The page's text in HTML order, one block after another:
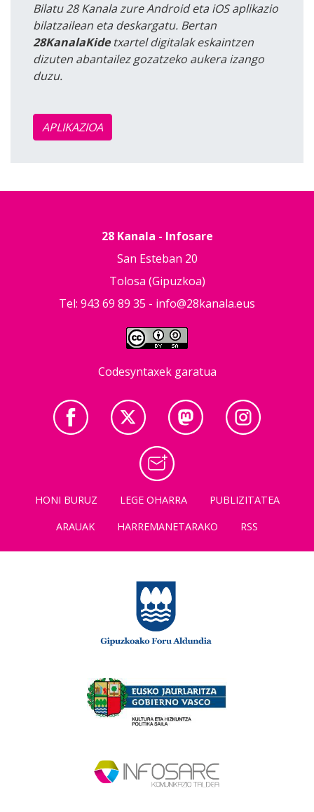
Bilatu 28 Kanala zure Android eta iOS aplikazio
bilatzailean eta deskargatu. Bertan
28KanalaKidetxartel digitalak eskaintzen
dizuten abantailez gozatzeko aukera izango
duzu.
APLIKAZIOA
28 Kanala - Infosare
San Esteban 20
Tolosa (Gipuzkoa)
Tel: 943 69 89 35 - info@28kanala.eus
Codesyntaxek garatua
HONI BURUZ LEGE OHARRA
PUBLIZITATEA
ARAUAK
HARREMANETARAKO RSS